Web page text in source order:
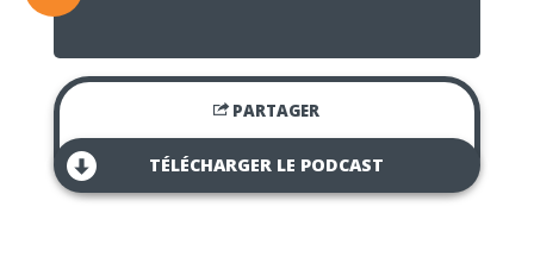
PARTAGER
TÉLÉCHARGER LE PODCAST